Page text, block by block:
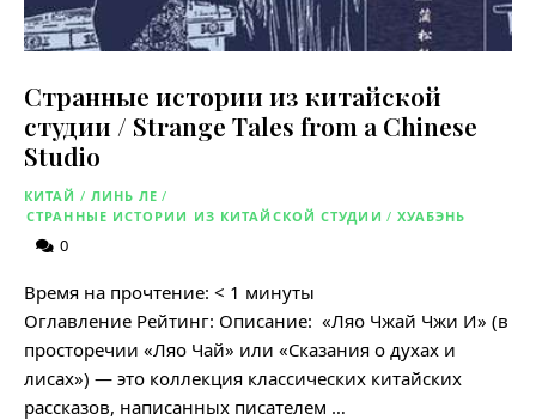
Странные истории из китайской
студии / Strange Tales from a Chinese
Studio
КИТАЙ / ЛИНЬ ЛЕ /
СТРАННЫЕ ИСТОРИИ ИЗ КИТАЙСКОЙ СТУДИИ / ХУАБЭНЬ
0
Время на прочтение: < 1 минуты
Оглавление Рейтинг: Описание: «Ляо Чжай Чжи И» (в
просторечии «Ляо Чай» или «Сказания о духах и
лисах») — это коллекция классических китайских
рассказов, написанных писателем …